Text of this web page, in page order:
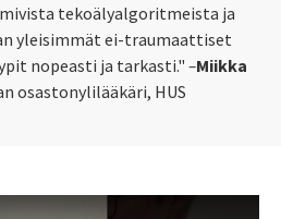
tekoälyalgoritmeista ja
yleisimmät ei-traumaattiset
nopeasti ja tarkasti." –Miikka
osastonylilääkäri, HUS